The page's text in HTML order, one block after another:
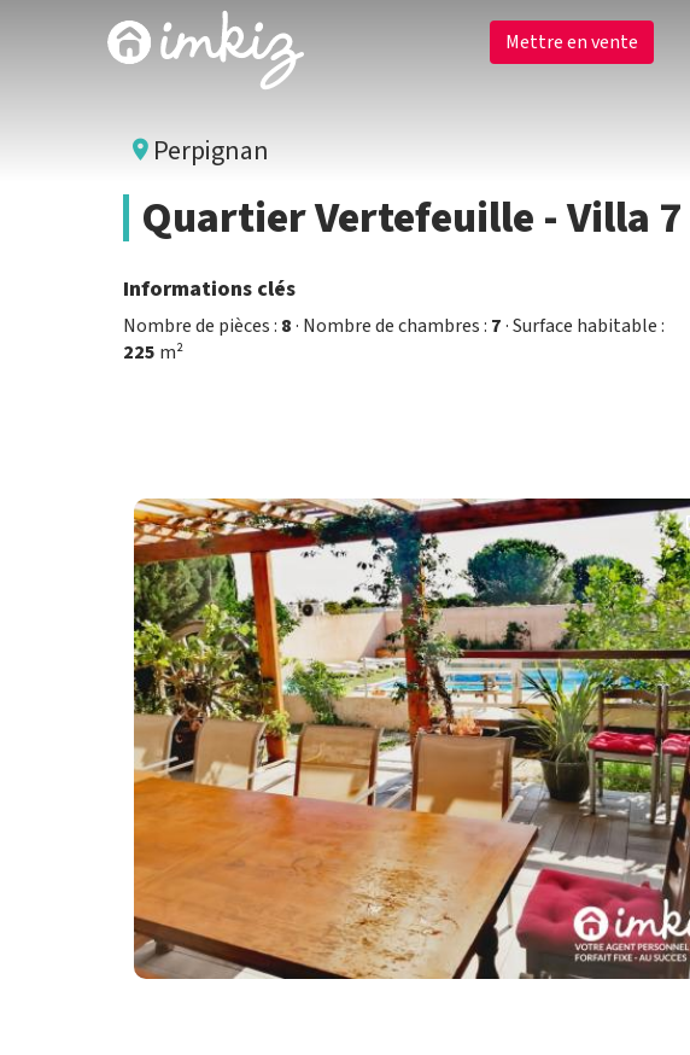
Mettre en vente
Perpignan
Quartier Vertefeuille - Villa
Informations clés
Nombre de pièces : 8· Nombre de chambres : 7· Surface habitable :
225 m²